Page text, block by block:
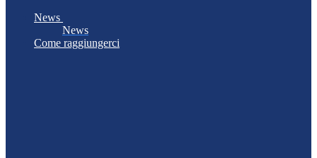
News
News
Come raggiungerci